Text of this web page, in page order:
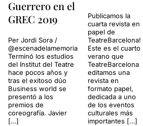
Guerrero en el
GREC 2019
Per Jordi Sora /
@escenadelamemoria
Terminó los estudios
del Institut del Teatre
hace pocos años y
tras el exitoso dúo
Business world se
presentó a los
premios de
coreografía. Javier
[…]
Publicamos la
cuarta revista en
papel de
TeatreBarcelona!
Este es el cuarto
verano que
TeatreBarcelona
editamos una
revista en
formato papel,
dedicada a uno
de los eventos
culturales más
importantes […]